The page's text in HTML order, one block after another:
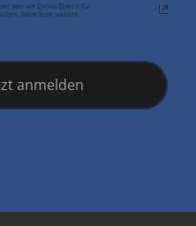
wie wir Deine Daten für
bitte lese unsere
anmelden